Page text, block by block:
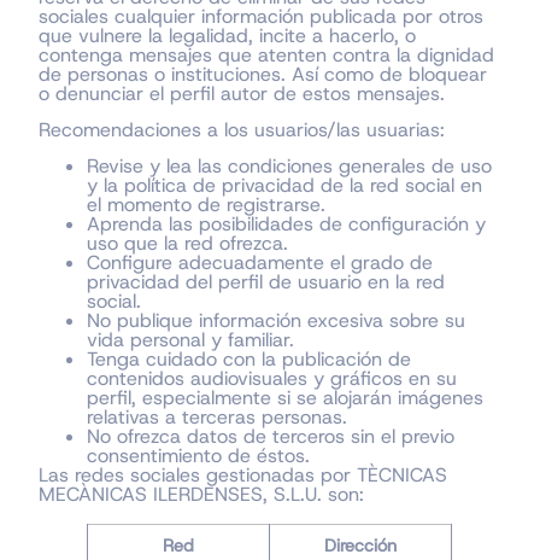
sociales cualquier información publicada por otros
que vulnere la legalidad, incite a hacerlo, o
contenga mensajes que atenten contra la dignidad
de personas o instituciones. Así como de bloquear
o denunciar el perfil autor de estos mensajes.
Recomendaciones a los usuarios/las usuarias:
Revise y lea las condiciones generales de uso
y la política de privacidad de la red social en
el momento de registrarse.
Aprenda las posibilidades de configuración y
uso que la red ofrezca.
Configure adecuadamente el grado de
privacidad del perfil de usuario en la red
social.
No publique información excesiva sobre su
vida personal y familiar.
Tenga cuidado con la publicación de
contenidos audiovisuales y gráficos en su
perfil, especialmente si se alojarán imágenes
relativas a terceras personas.
No ofrezca datos de terceros sin el previo
consentimiento de éstos.
Las redes sociales gestionadas por TÈCNICAS
MECÀNICAS ILERDENSES, S.L.U. son:
Red
Dirección